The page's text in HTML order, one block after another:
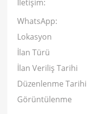
İletişim:
WhatsApp:
Lokasyon
İlan Türü
İlan Veriliş Tarihi
Düzenlenme Tarihi
Görüntülenme